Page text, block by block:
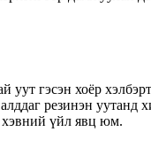
уут гэсэн хоёр
резинэн
хэвний үйл явц юм.